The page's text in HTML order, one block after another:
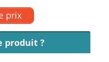
prix
produit ?